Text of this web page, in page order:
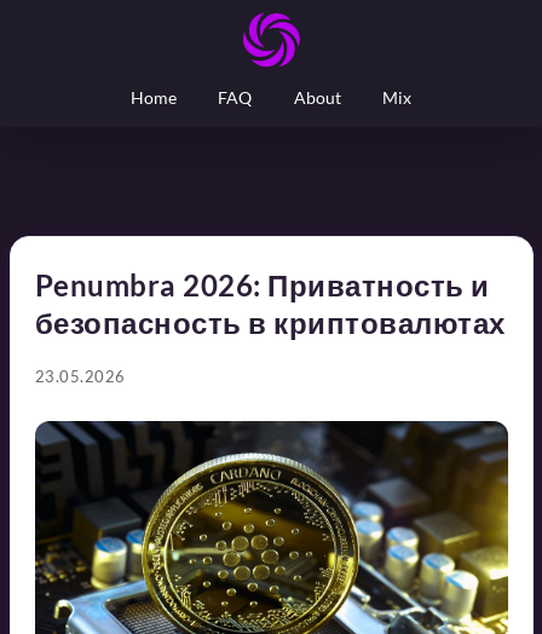
Home FAQ About Mix
Penumbra 2026: Приватность и
безопасность в криптовалютах
23.05.2026